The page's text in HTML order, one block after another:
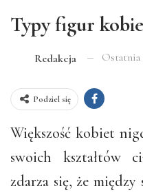
Typy figur
Redakcja Ostatnia
Podziel się
Większość kobiet
swoich kształtów
zdarza się, że